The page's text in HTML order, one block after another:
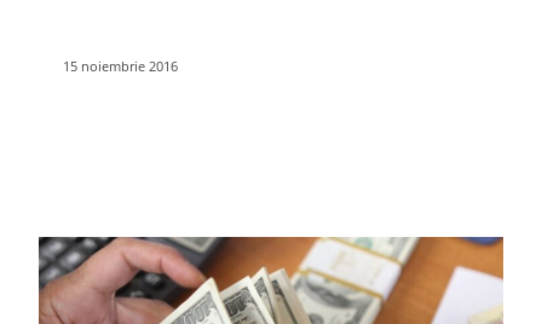
15 noiembrie 2016